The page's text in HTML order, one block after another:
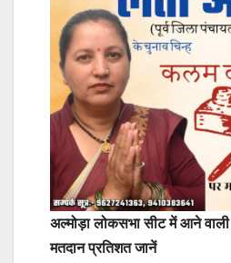
अल्मोड़ा लोकसभा सीट में आने वाली
मतदान प्रतिशत जानें